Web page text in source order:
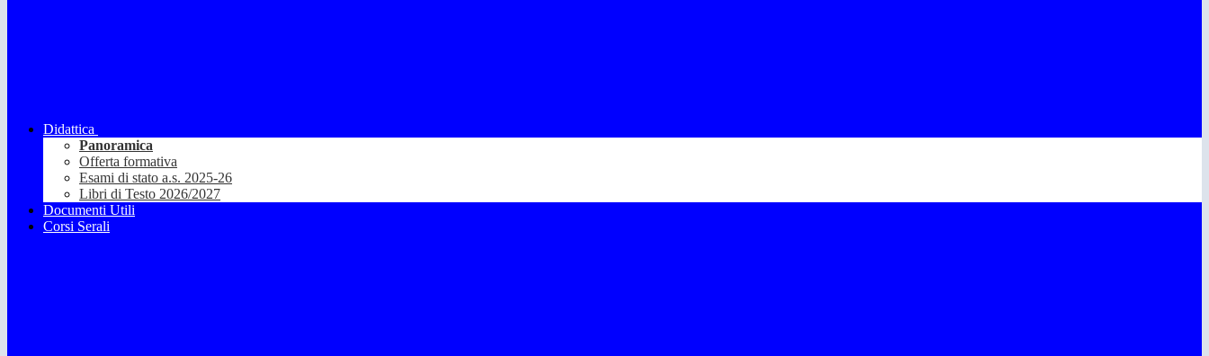
Didattica
Panoramica
Offerta formativa
Esami di stato a.s. 2025-26
Libri di Testo 2026/2027
Documenti Utili
Corsi Serali